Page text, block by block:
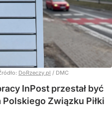
DoRzeczy.pl / DMC
InPost przestał być
Związku Piłki